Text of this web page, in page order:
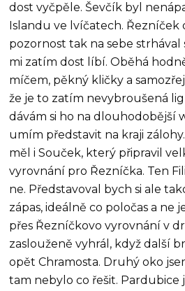
dost vyčpěle. Ševčík byl
Islandu ve lvíčatech. Řezníček
pozornost tak na sebe strhával
mi zatím dost líbí. Oběhá
míčem, pěkný kličky a
že je to zatím nevybroušená
dávám si ho na dlouhodobější
umím představit na kraji
měl i Souček, který připravil
vyrovnání pro Řezníčka. Ten
ne. Představoval bych si ale
zápas, ideálně co poločas a ne
přes Řezníčkovo vyrovnání v
zaslouženě vyhrál, když další
opět Chramosta. Druhý oko
tam nebylo co řešit. Pardubice